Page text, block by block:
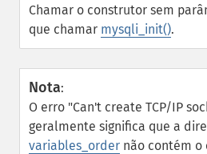
Chamar o construtor sem
que chamar mysqli_init().
Nota:
O erro "Can't create TCP/IP
geralmente significa que a
variables_order não contém o